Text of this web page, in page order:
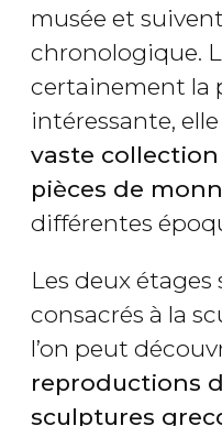
musée et
chronologique.
certainement la
intéressante,
vaste
pièces de
différentes
Les deux
consacrés à la
l’on peut
reproductions
sculptures